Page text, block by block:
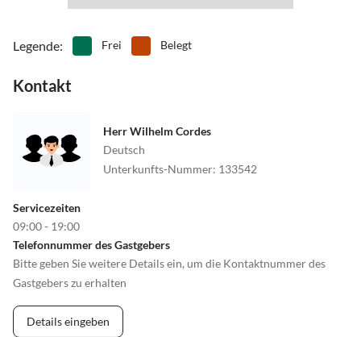
Legende: Frei Belegt
Kontakt
Herr Wilhelm Cordes
Deutsch
Unterkunfts-Nummer: 133542
Servicezeiten
09:00 - 19:00
Telefonnummer des Gastgebers
Bitte geben Sie weitere Details ein, um die Kontaktnummer des
Gastgebers zu erhalten
Details eingeben